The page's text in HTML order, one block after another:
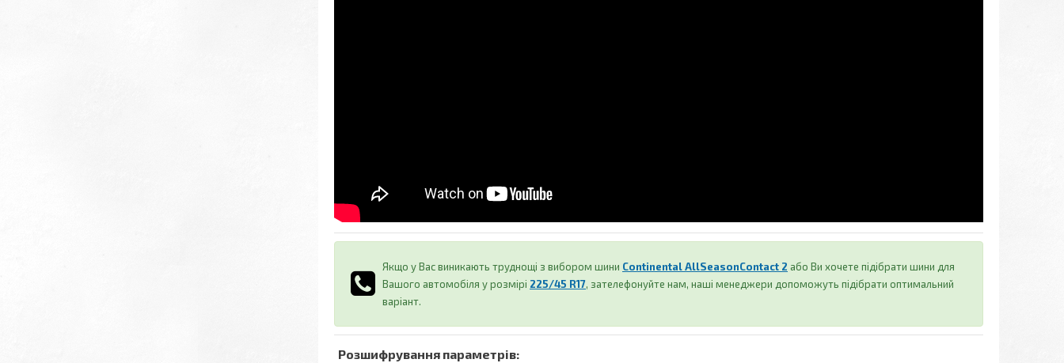
Якщо у Вас виникають труднощі з вибором шини Continental AllSeasonContact 2 або Ви хочете підібрати шини для
Вашого автомобіля у розмірі 225/45 R17, зателефонуйте нам, наші менеджери допоможуть підібрати оптимальний
варіант.
Розшифрування параметрів: